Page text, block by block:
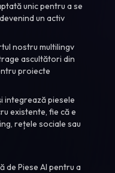
unic pentru a se
un activ
nostru multilingv
ascultători din
proiecte
integrează piesele
existente, fie că e
rețele sociale sau
de Piese AI pentru a